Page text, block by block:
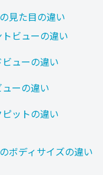
見た目の違い
ビューの違い
ューの違い
ーの違い
ットの違い
ボディサイズの違い